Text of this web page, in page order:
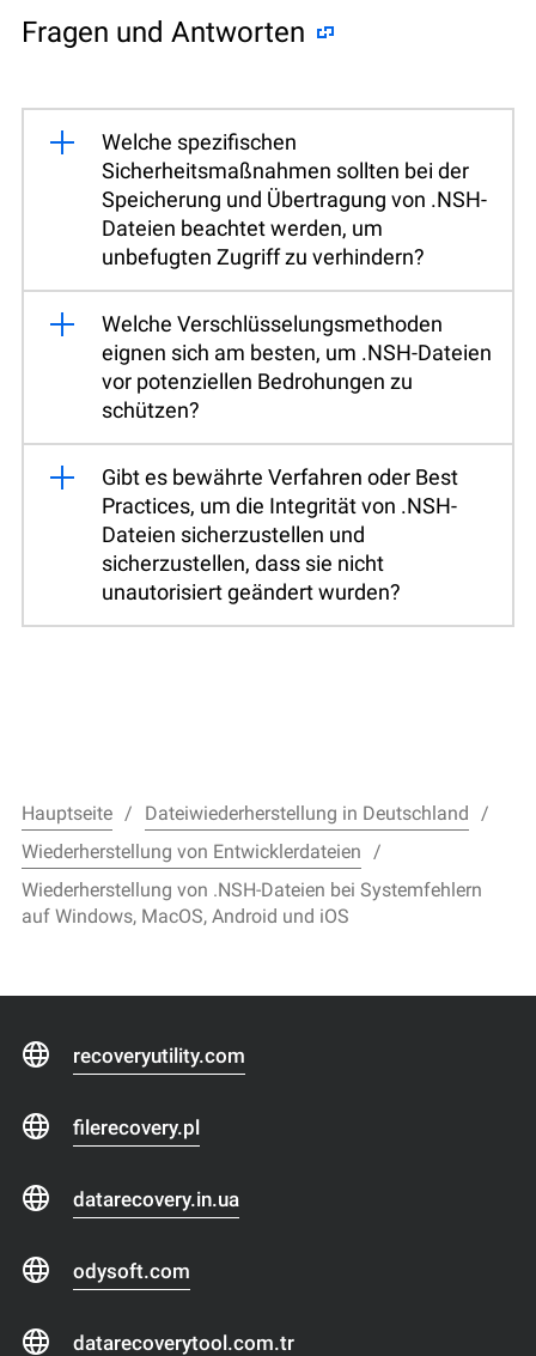
Fragen und Antworten
Welche spezifischen
Sicherheitsmaßnahmen sollten bei der
Speicherung und Übertragung von .NSH-
Dateien beachtet werden, um
unbefugten Zugriff zu verhindern?
Welche Verschlüsselungsmethoden
eignen sich am besten, um .NSH-Dateien
vor potenziellen Bedrohungen zu
schützen?
Gibt es bewährte Verfahren oder Best
Practices, um die Integrität von .NSH-
Dateien sicherzustellen und
sicherzustellen, dass sie nicht
unautorisiert geändert wurden?
Hauptseite
Dateiwiederherstellung in Deutschland
Wiederherstellung von Entwicklerdateien
Wiederherstellung von .NSH-Dateien bei Systemfehlern
auf Windows, MacOS, Android und iOS
recoveryutility.com
filerecovery.pl
datarecovery.in.ua
odysoft.com
datarecoverytool.com.tr